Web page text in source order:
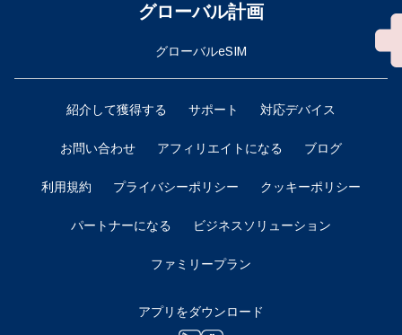
グローバル計画
グローバルeSIM
紹介して獲得する サポート 対応デバイス
お問い合わせ アフィリエイトになる ブログ
利用規約 プライバシーポリシー クッキーポリシー
パートナーになる ビジネスソリューション
ファミリープラン
アプリをダウンロード